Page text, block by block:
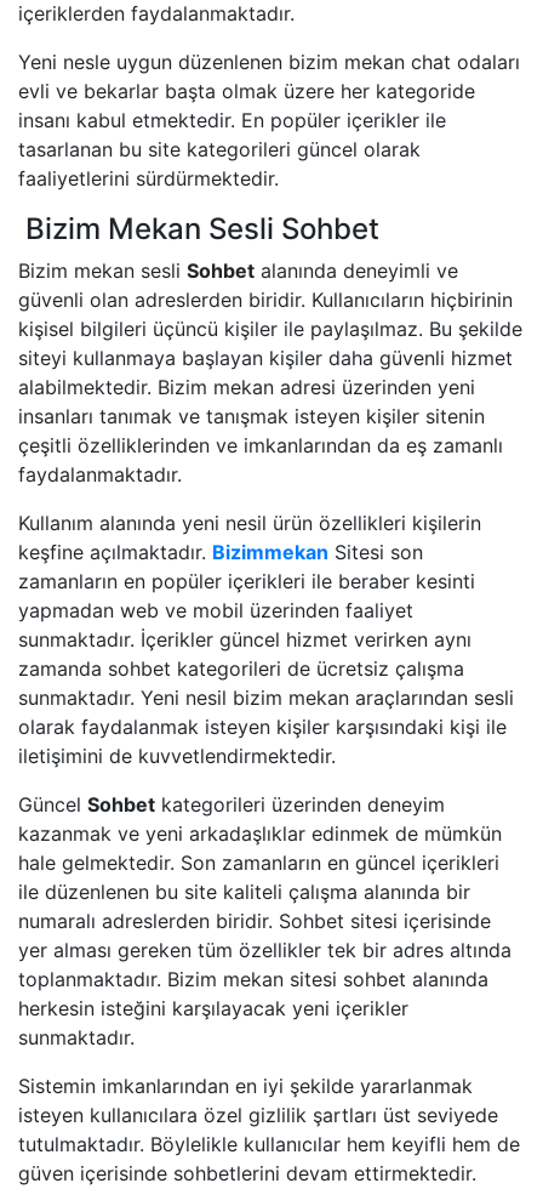
içeriklerden faydalanmaktadır.
Yeni nesle uygun düzenlenen bizim mekan chat odaları
evli ve bekarlar başta olmak üzere her kategoride
insanı kabul etmektedir. En popüler içerikler ile
tasarlanan bu site kategorileri güncel olarak
faaliyetlerini sürdürmektedir.
Bizim Mekan Sesli Sohbet
Bizim mekan sesli Sohbet alanında deneyimli ve
güvenli olan adreslerden biridir. Kullanıcıların hiçbirinin
kişisel bilgileri üçüncü kişiler ile paylaşılmaz. Bu şekilde
siteyi kullanmaya başlayan kişiler daha güvenli hizmet
alabilmektedir. Bizim mekan adresi üzerinden yeni
insanları tanımak ve tanışmak isteyen kişiler sitenin
çeşitli özelliklerinden ve imkanlarından da eş zamanlı
faydalanmaktadır.
Kullanım alanında yeni nesil ürün özellikleri kişilerin
keşfine açılmaktadır. Bizimmekan Sitesi son
zamanların en popüler içerikleri ile beraber kesinti
yapmadan web ve mobil üzerinden faaliyet
sunmaktadır. İçerikler güncel hizmet verirken aynı
zamanda sohbet kategorileri de ücretsiz çalışma
sunmaktadır. Yeni nesil bizim mekan araçlarından sesli
olarak faydalanmak isteyen kişiler karşısındaki kişi ile
iletişimini de kuvvetlendirmektedir.
Güncel Sohbet kategorileri üzerinden deneyim
kazanmak ve yeni arkadaşlıklar edinmek de mümkün
hale gelmektedir. Son zamanların en güncel içerikleri
ile düzenlenen bu site kaliteli çalışma alanında bir
numaralı adreslerden biridir. Sohbet sitesi içerisinde
yer alması gereken tüm özellikler tek bir adres altında
toplanmaktadır. Bizim mekan sitesi sohbet alanında
herkesin isteğini karşılayacak yeni içerikler
sunmaktadır.
Sistemin imkanlarından en iyi şekilde yararlanmak
isteyen kullanıcılara özel gizlilik şartları üst seviyede
tutulmaktadır. Böylelikle kullanıcılar hem keyifli hem de
güven içerisinde sohbetlerini devam ettirmektedir.